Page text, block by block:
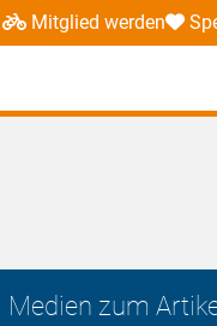
Mitglied werden
Medien zum